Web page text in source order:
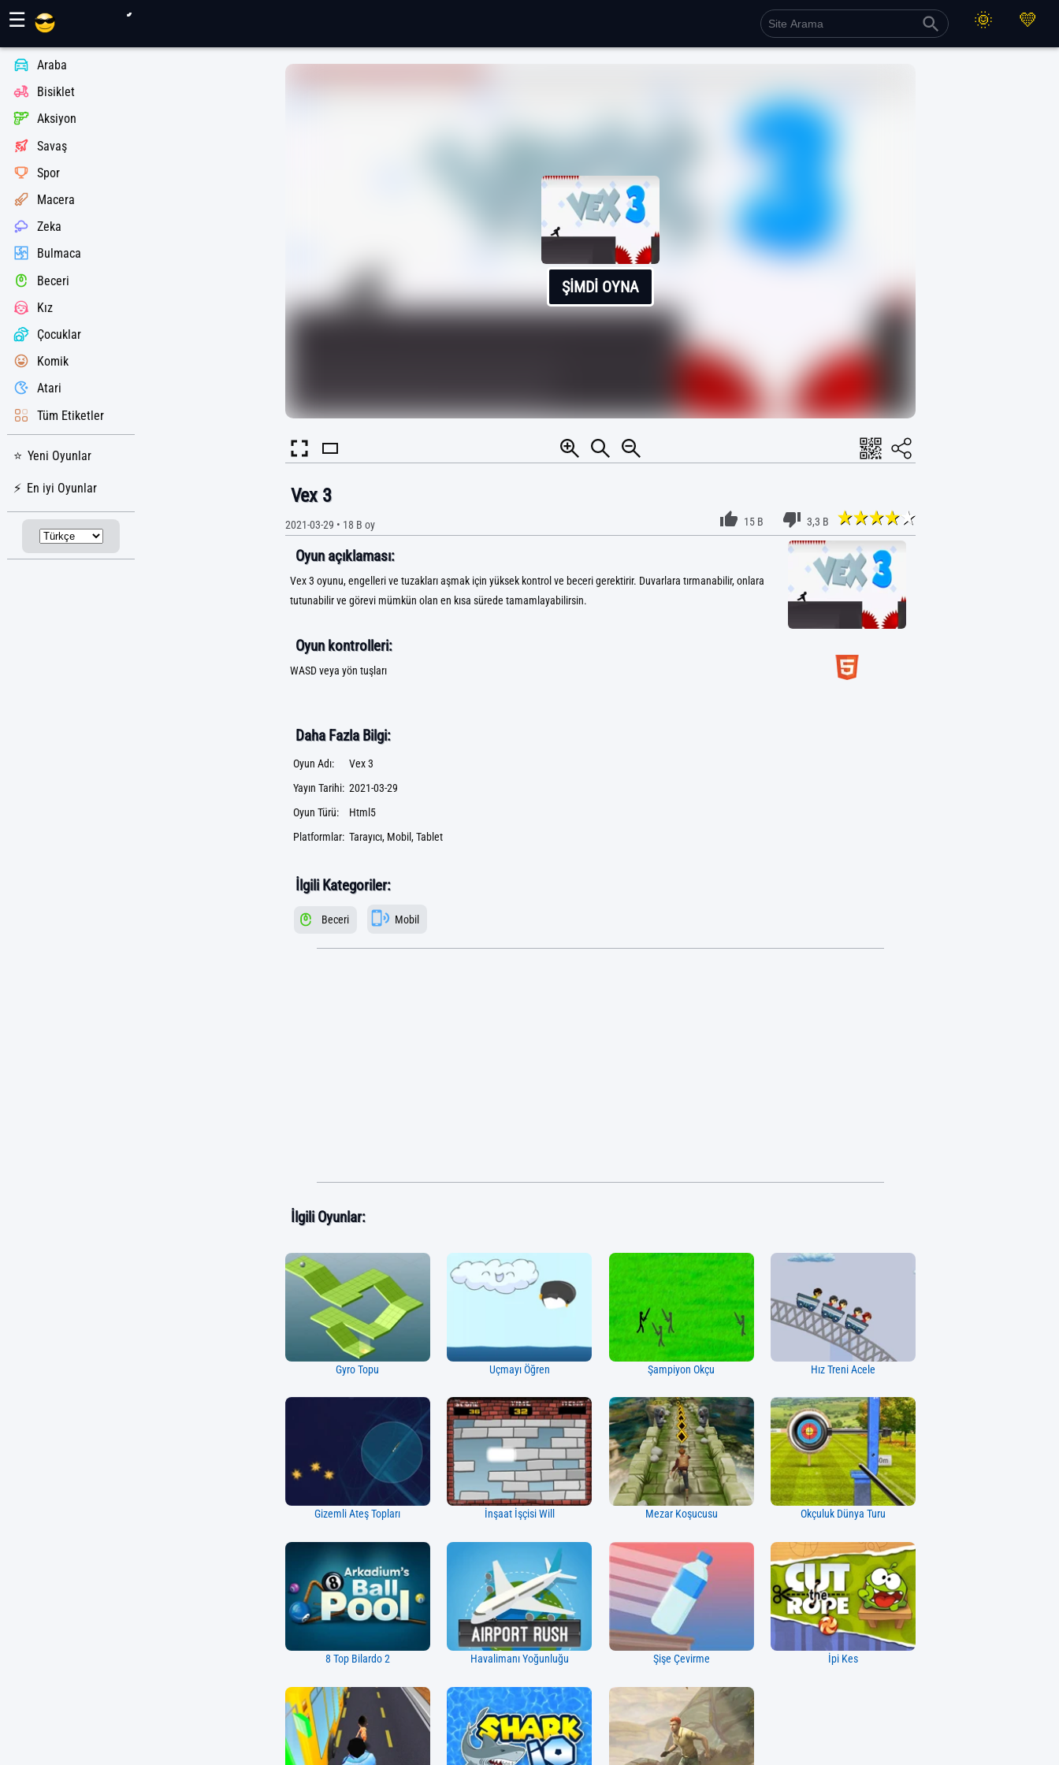
☰
Araba
Bisiklet
Aksiyon
Savaş
Spor
Macera
Zeka
Bulmaca
Beceri
Kız
Çocuklar
Komik
Atari
Tüm Etiketler
Yeni Oyunlar
En iyi Oyunlar
ŞIMDI OYNA
Vex 3
2021-03-29 • 18 B oy 15 B 3,3 B
Oyun açıklaması:
Vex 3 oyunu, engelleri ve tuzakları aşmak için yüksek kontrol ve beceri gerektirir. Duvarlara tırmanabilir, onlara
tutunabilir ve görevi mümkün olan en kısa sürede tamamlayabilirsin.
Oyun kontrolleri:
WASD veya yön tuşları
Daha Fazla Bilgi:
Oyun Adı:
Vex 3
Yayın Tarihi: 2021-03-29
Oyun Türü:
Html5
Platformlar: Tarayıcı, Mobil, Tablet
İlgili Kategoriler:
Beceri Mobil
İlgili Oyunlar:
Gyro Topu Uçmayı Öğren Şampiyon Okçu Hız Treni Acele
Gizemli Ateş Topları İnşaat İşçisi Will Mezar Koşucusu Okçuluk Dünya Turu
8 Top Bilardo 2 Havalimanı Yoğunluğu Şişe Çevirme İpi Kes